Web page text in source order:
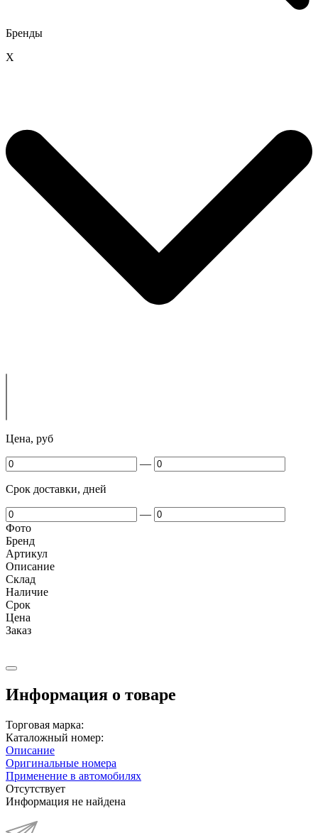
Бренды
X
Цена, руб
—
Срок доставки, дней
—
Фото
Бренд
Артикул
Описание
Cклад
Наличие
Срок
Цена
Заказ
Информация о товаре
Торговая марка:
Каталожный номер:
Описание
Оригинальные номера
Применение в автомобилях
Отсутствует
Информация не найдена